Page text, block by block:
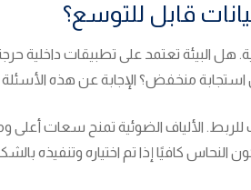
قابل للتوسع؟
هل البيئة تعتمد على تطبيقات داخلية
استجابة منخفض؟ الإجابة عن هذه
للربط. الألياف الضوئية تمنح سعات
النحاس كافيًا إذا تم اختياره